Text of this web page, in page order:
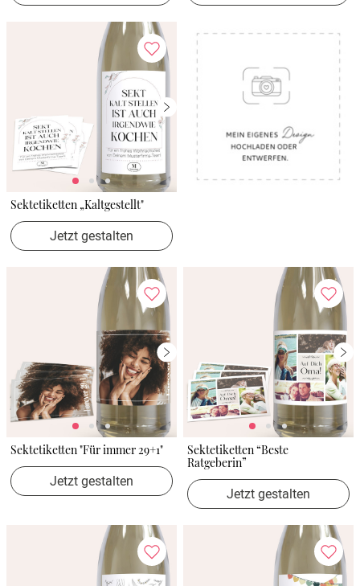
Sektetiketten „Kaltgestellt"
Jetzt gestalten
Sektetiketten "Für immer 29+1"
Jetzt gestalten
Sektetiketten “Beste
Ratgeberin”
Jetzt gestalten